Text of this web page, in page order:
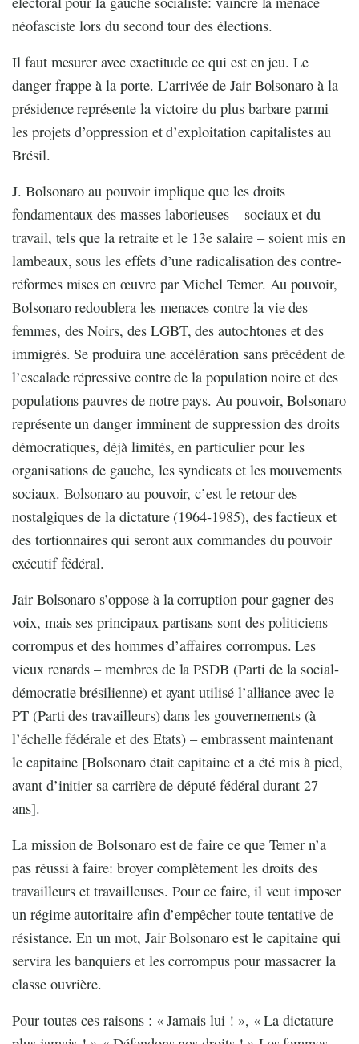
néofasciste lors du second tour des élections.
Il faut mesurer avec exactitude ce qui est en jeu. Le
danger frappe à la porte. L’arrivée de Jair Bolsonaro à la
présidence représente la victoire du plus barbare parmi
les projets d’oppression et d’exploitation capitalistes au
Brésil.
J. Bolsonaro au pouvoir implique que les droits
fondamentaux des masses laborieuses – sociaux et du
travail, tels que la retraite et le 13e salaire – soient mis en
lambeaux, sous les effets d’une radicalisation des contre-
réformes mises en œuvre par Michel Temer. Au pouvoir,
Bolsonaro redoublera les menaces contre la vie des
femmes, des Noirs, des LGBT, des autochtones et des
immigrés. Se produira une accélération sans précédent de
l’escalade répressive contre de la population noire et des
populations pauvres de notre pays. Au pouvoir, Bolsonaro
représente un danger imminent de suppression des droits
démocratiques, déjà limités, en particulier pour les
organisations de gauche, les syndicats et les mouvements
sociaux. Bolsonaro au pouvoir, c’est le retour des
nostalgiques de la dictature (1964-1985), des factieux et
des tortionnaires qui seront aux commandes du pouvoir
exécutif fédéral.
Jair Bolsonaro s’oppose à la corruption pour gagner des
voix, mais ses principaux partisans sont des politiciens
corrompus et des hommes d’affaires corrompus. Les
vieux renards – membres de la PSDB (Parti de la social-
démocratie brésilienne) et ayant utilisé l’alliance avec le
PT (Parti des travailleurs) dans les gouvernements (à
l’échelle fédérale et des Etats) – embrassent maintenant
le capitaine [Bolsonaro était capitaine et a été mis à pied,
avant d’initier sa carrière de député fédéral durant 27
ans].
La mission de Bolsonaro est de faire ce que Temer n’a
pas réussi à faire: broyer complètement les droits des
travailleurs et travailleuses. Pour ce faire, il veut imposer
un régime autoritaire afin d’empêcher toute tentative de
résistance. En un mot, Jair Bolsonaro est le capitaine qui
servira les banquiers et les corrompus pour massacrer la
classe ouvrière.
Pour toutes ces raisons : « Jamais lui ! », « La dictature